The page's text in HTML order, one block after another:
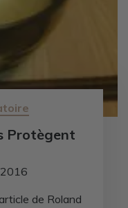
Protègent
de Roland